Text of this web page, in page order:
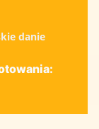
danie